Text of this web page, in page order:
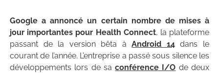
Google a annoncé un certain nombre de mises à
jour importantes pour Health Connect, la plateforme
passant de la version bêta àAndroid 14dans le
courant de l’année. L’entreprise a passé sous silence les
développements lors de saconférence I/O de deux